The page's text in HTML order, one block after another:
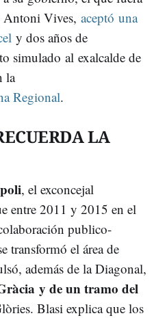
Antoni Vives, aceptó una
y dos años de
simulado al exalcalde de
la
Regional.
LA
, el exconcejal
entre 2011 y 2015 en el
publico-
transformó el área de
además de la Diagonal,
y de un tramo del
Blasi explica que los